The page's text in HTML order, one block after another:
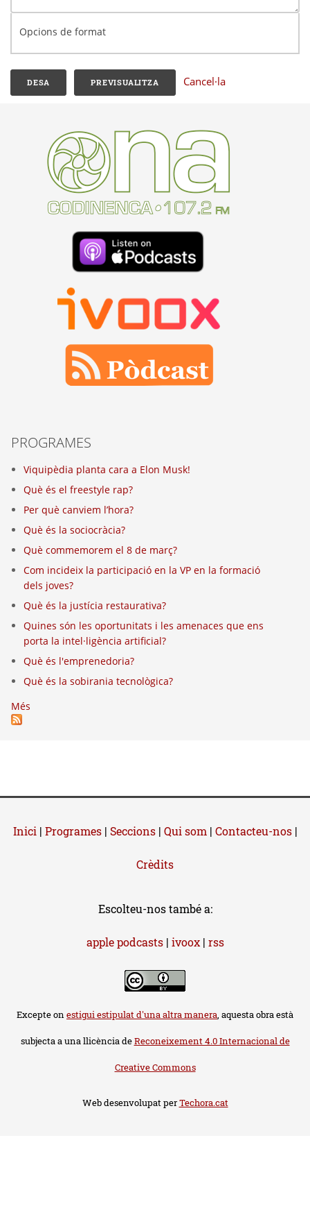
Opcions de format
Cancel·la
PROGRAMES
Viquipèdia planta cara a Elon Musk!
Què és el freestyle rap?
Per què canviem l’hora?
Què és la sociocràcia?
Què commemorem el 8 de març?
Com incideix la participació en la VP en la formació
dels joves?
Què és la justícia restaurativa?
Quines són les oportunitats i les amenaces que ens
porta la intel·ligència artificial?
Què és l'emprenedoria?
Què és la sobirania tecnològica?
Més
Inici| Programes| Seccions| Qui som| Contacteu-nos|
Crèdits
Escolteu-nos també a:
apple podcasts| ivoox| rss
Excepte on estigui estipulat d'una altra manera, aquesta obra està
subjecta a una llicència deReconeixement 4.0 Internacional de
Creative Commons
Web desenvolupat perTechora.cat